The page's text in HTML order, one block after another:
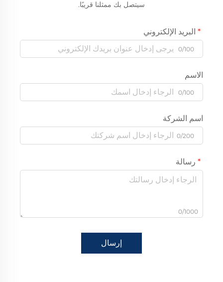
سيتصل بك ممثلنا قريبًا.
البريد الإلكتروني
0/100
الاسم
0/100
اسم الشركة
0/200
رسالة
0/1000
إرسال